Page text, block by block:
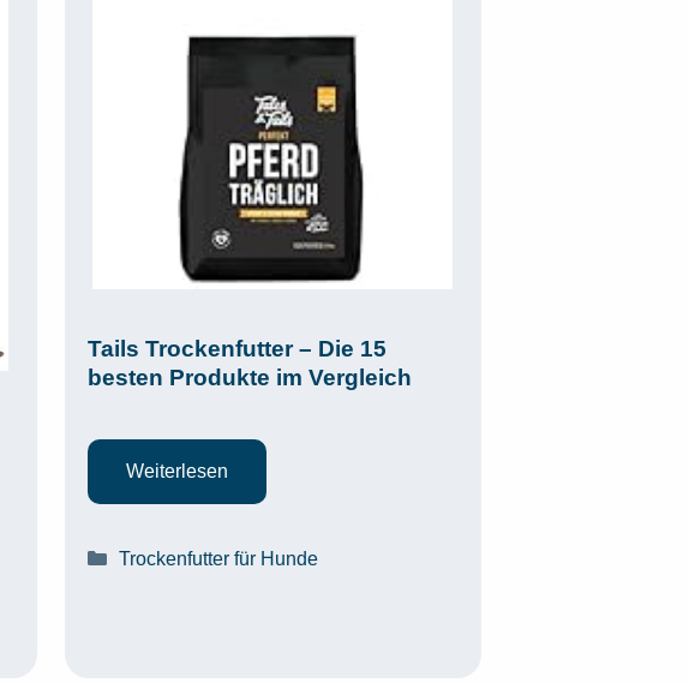
Tails Trockenfutter – Die 15
besten Produkte im Vergleich
Weiterlesen
Kategorien
Trockenfutter für Hunde